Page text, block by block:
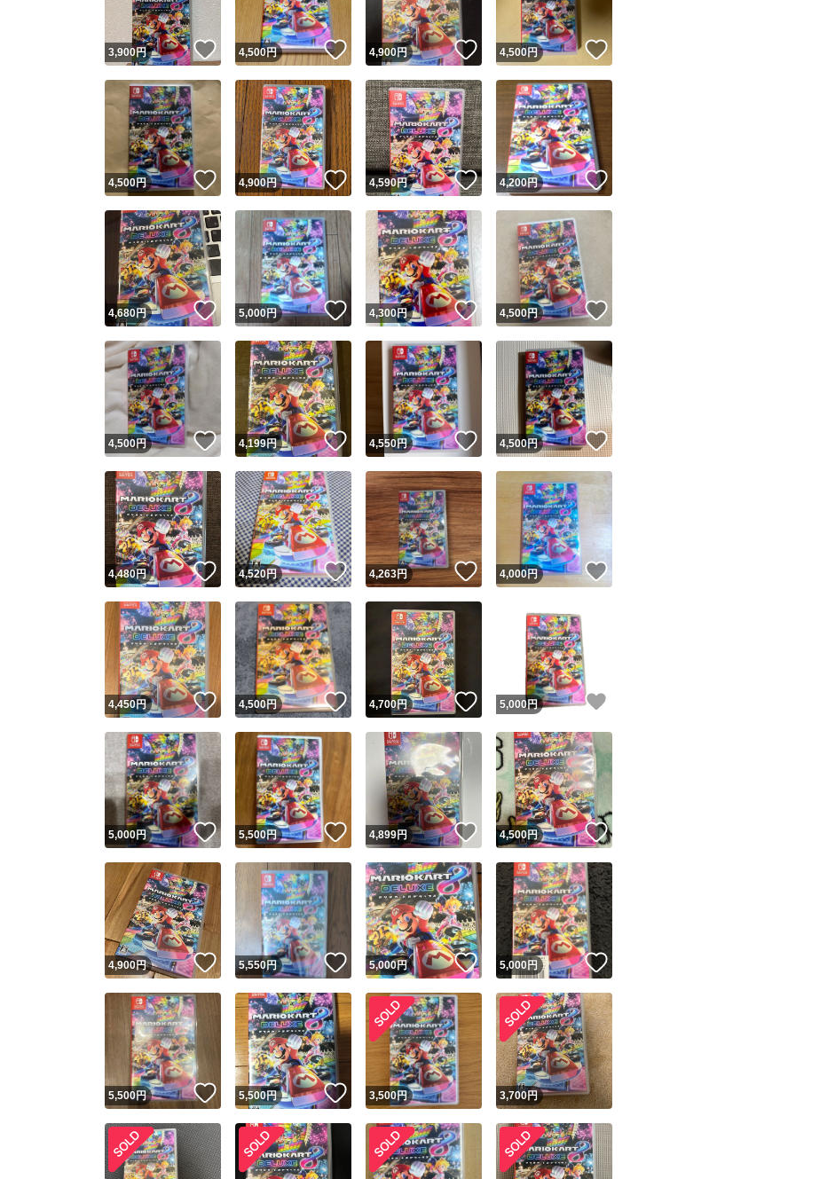
他フリマ実績◯+ このユーザーは他フリマサービスでの取引実績があります
スピード&安心発送
※このバッジは実績に基づく表示であり、発送を保証しているものではありません
スピード＆安心発送
このユーザーは高頻度で24時間以内＆設定した発送日数内に発送してい
ます
スピード発送 このユーザーは高頻度で24時間以内に発送しています
安心発送 このユーザーは設定した発送日数内に発送しています
出品ページへ
キャンセル
3,900円 いいね！
4,500円 いいね！
4,900円 いいね！
4,500円
4,500円 いいね！
4,900円 いいね！
4,590円 いいね！
4,200円
4,680円 いいね！
5,000円 いいね！
4,300円 いいね！
4,500円
4,500円 いいね！
4,199円 いいね！
4,550円 いいね！
4,500円 いいね！
4,480円 いいね！
4,520円 いいね！
4,263円 いいね！
4,000円 いいね！
4,450円 いいね！
4,500円 いいね！
4,700円 いいね！
5,000円
5,000円 いいね！
5,500円 いいね！
4,899円 いいね！
4,500円 いいね！
4,900円 いいね！
5,550円 いいね！
5,000円 いいね！
5,000円 いいね！
5,500円 いいね！
5,500円 いいね！
3,500円 3,700円